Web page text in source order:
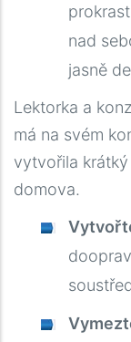
nad
jasně
Lektorka a
má na svém
vytvořila
domova.